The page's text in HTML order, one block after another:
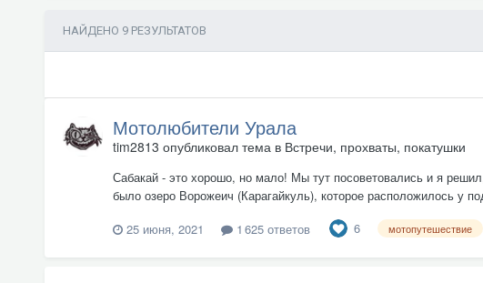
НАЙДЕНО 9 РЕЗУЛЬТАТОВ
Мотолюбители Урала
tim2813 опубликовал тема в Встречи, прохваты, покатушки
Сабакай - это хорошо, но мало! Мы тут посоветовались и я
было озеро Ворожеич (Карагайкуль), которое расположилось у
25 июня, 2021
1 625 ответов 6 мотопутешествие